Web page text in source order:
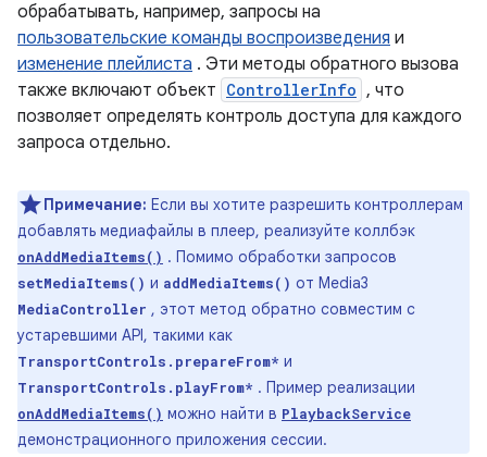
обрабатывать, например, запросы на
пользовательские команды воспроизведения и
изменение плейлиста . Эти методы обратного вызова
также включают объект ControllerInfo , что
позволяет определять контроль доступа для каждого
запроса отдельно.
Примечание: Если вы хотите разрешить контроллерам
добавлять медиафайлы в плеер, реализуйте коллбэк
onAddMediaItems() . Помимо обработки запросов
setMediaItems() и addMediaItems() от Media3
MediaController , этот метод обратно совместим с
устаревшими API, такими как
TransportControls.prepareFrom* и
TransportControls.playFrom* . Пример реализации
onAddMediaItems() можно найти в PlaybackService
демонстрационного приложения сессии.